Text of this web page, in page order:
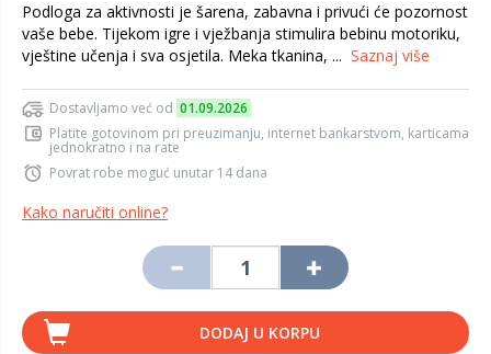
Podloga za aktivnosti je šarena, zabavna i privući će pozornost
vaše bebe. Tijekom igre i vježbanja stimulira bebinu motoriku,
vještine učenja i sva osjetila. Meka tkanina, ... Saznaj više
Dostavljamo već od 01.09.2026
Platite gotovinom pri preuzimanju, internet bankarstvom, karticama
jednokratno i na rate
Povrat robe moguć unutar 14 dana
Kako naručiti online?
DODAJ U KORPU